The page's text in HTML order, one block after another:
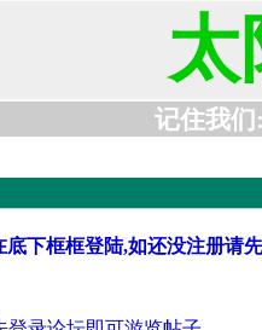
太
记住我们
下框框登陆,如还没注册请